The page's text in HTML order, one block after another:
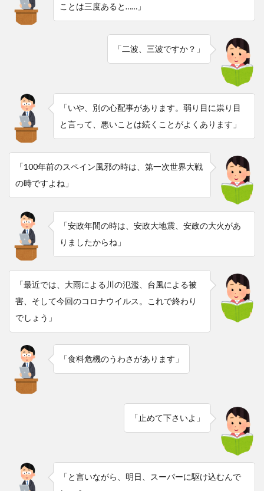
ことは三度あると……」
「二波、三波ですか？」
「いや、別の心配事があります。弱り目に祟り目
と言って、悪いことは続くことがよくあります」
「100年前のスペイン風邪の時は、第一次世界大戦
の時ですよね」
「安政年間の時は、安政大地震、安政の大火があ
りましたからね」
「最近では、大雨による川の氾濫、台風による被
害、そして今回のコロナウイルス。これで終わり
でしょう」
「食料危機のうわさがあります」
「止めて下さいよ」
「と言いながら、明日、スーパーに駆け込むんで